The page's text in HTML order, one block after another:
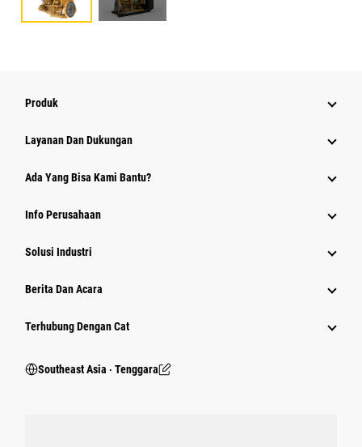
Produk
Layanan Dan Dukungan
Ada Yang Bisa Kami Bantu?
Info Perusahaan
Solusi Industri
Berita Dan Acara
Terhubung Dengan Cat
Southeast Asia ‧ Tenggara